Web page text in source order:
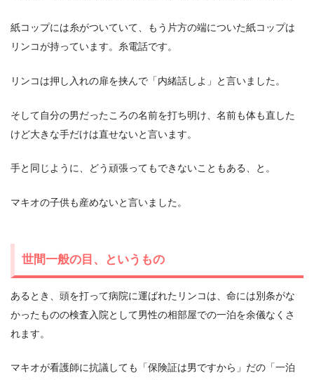
紙コップには糸がついていて、もう片方の端についた紙コップは
リンコが持っています。糸電話です。
リンコは押し入れの扉を挟んで「内緒話しよ」と言いました。
そして自分の男だったころの名前を打ち明け、名前も体も直した
けど大きな手だけは直せないと言います。
手と同じように、どう頑張ってもできないこともある、と。
マキオの子供も産めないと言いました。
世間一般の目、というもの
あるとき、頭を打って病院に運ばれたリンコは、命には別条がな
かったものの検査入院として男性の相部屋での一泊を余儀なくさ
れます。
マキオが看護師に抗議しても「保険証は男ですから」だの「一泊